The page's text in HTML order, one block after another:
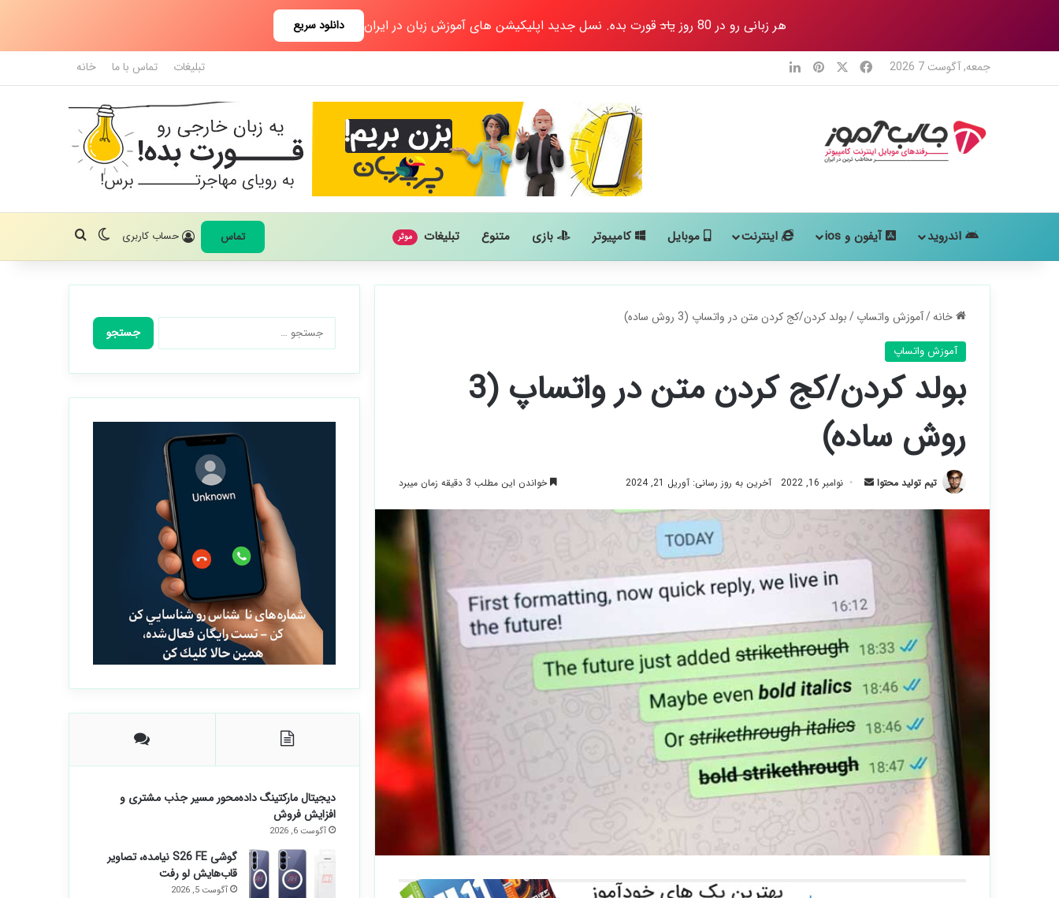
هر زبانی رو در 80 روز یادقورت بده. نسل جدید اپلیکیشن های آموزش زبان در ایران دانلود سریع
جمعه, آگوست 7 2026 فیس بوک‫پین‌ترست
لینکدین تبلیغات تماس با ما خانه
اندروید آیفون و ios اینترنت موبایل کامپیوتر بازی متنوع تبلیغات موثر تماس حساب کاربری تغییر پوسته
جستجو برای
خانه/آموزش واتساپ/بولد کردن/کج کردن متن در واتساپ (3 روش ساده)
آموزش واتساپ
بولد کردن/کج کردن متن در واتساپ (3
روش ساده)
تیم تولید محتوا
ارسال نوامبر 16, 2022 آخرین به روز رسانی: آوریل 21, 2024 خواندن این مطلب 3 دقیقه زمان میبرد
جستجو
برای:
دیجیتال مارکتینگ داده‌محور مسیر جذب مشتری و
افزایش فروش
آگوست 6, 2026
گوشی S26 FE نیامده، تصاویر
قاب‌هایش لو رفت
آگوست 5, 2026